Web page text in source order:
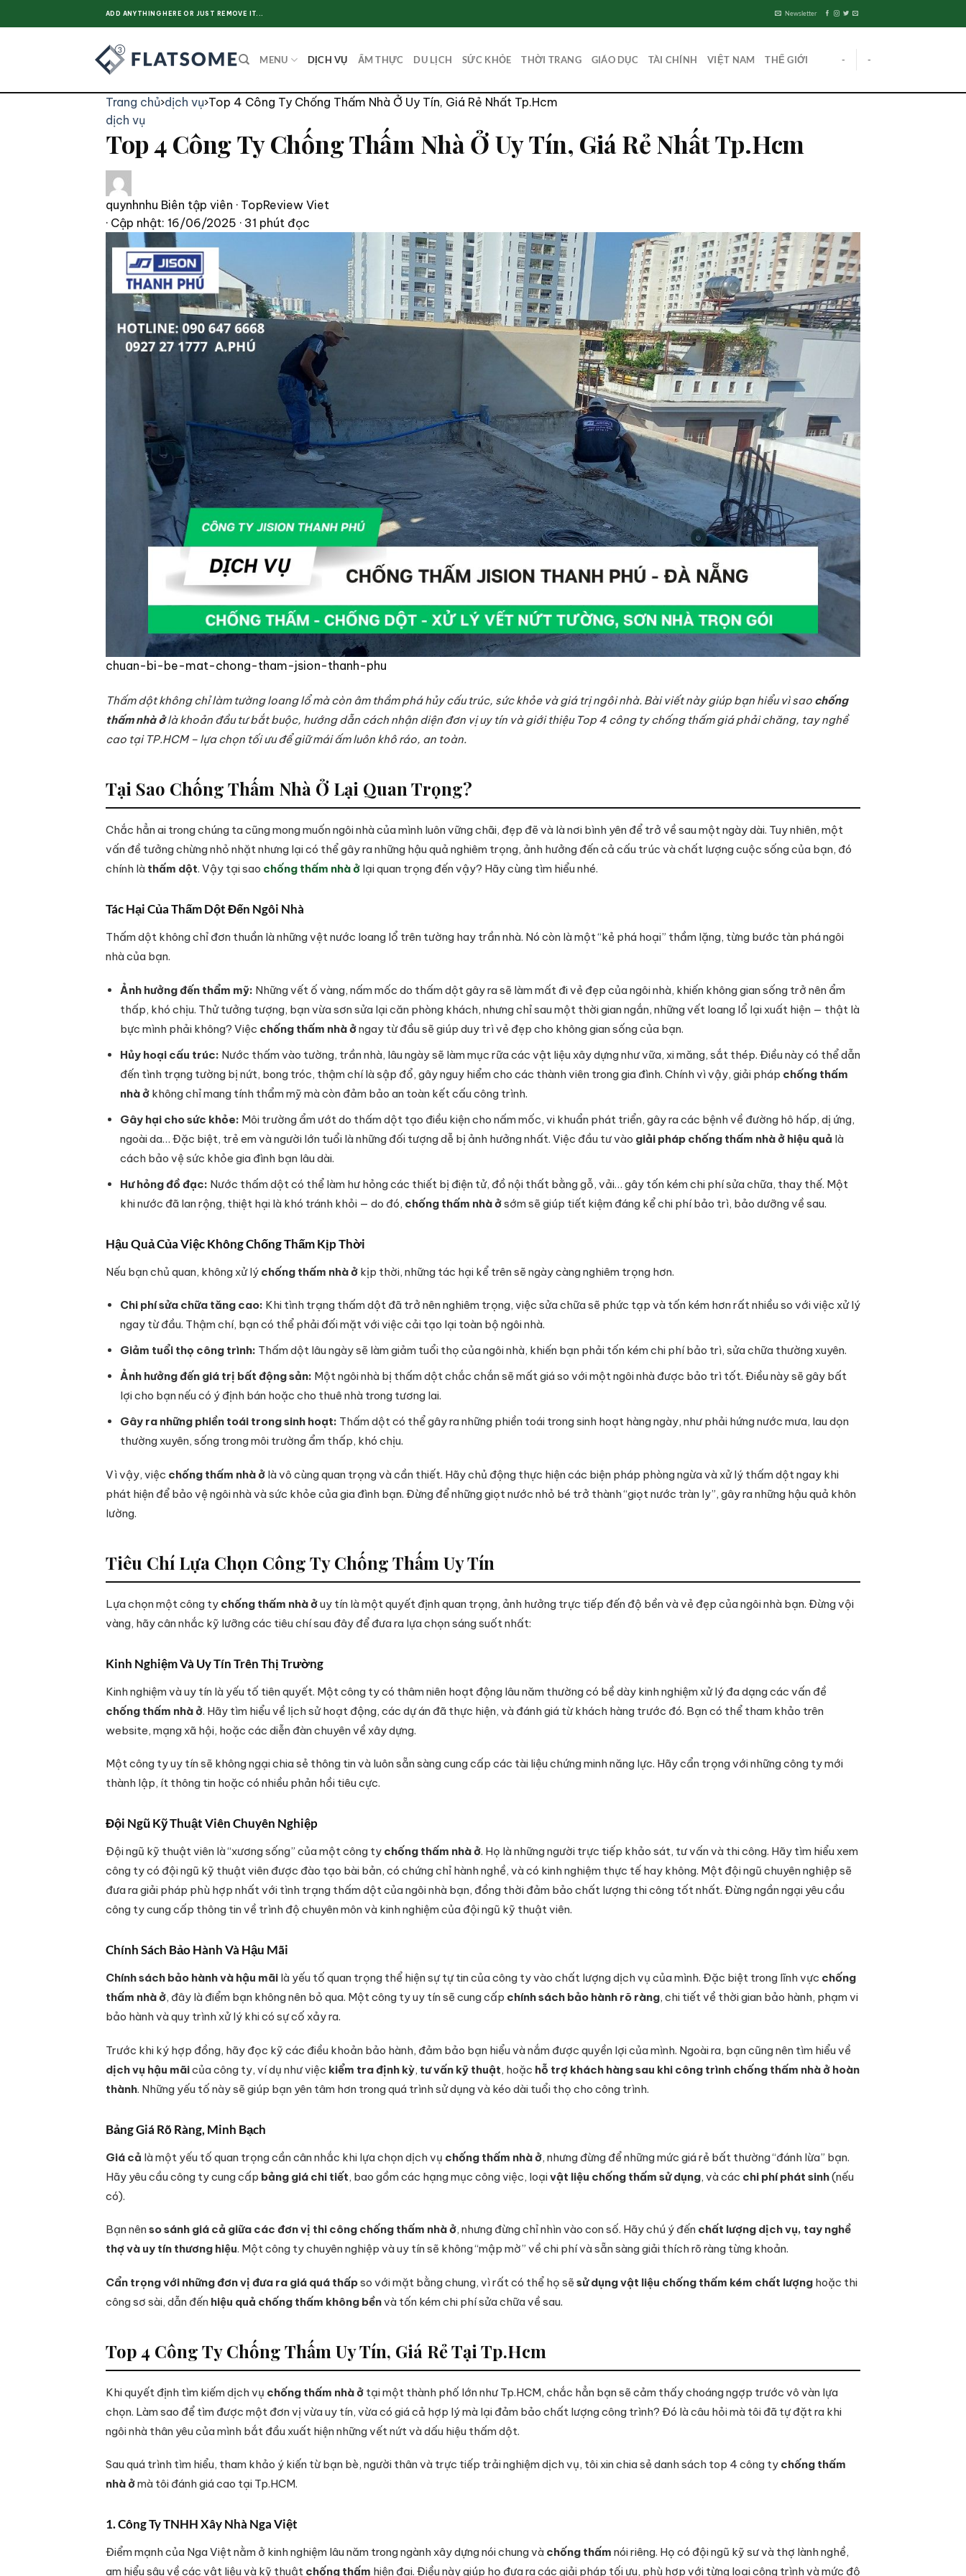
to
ADD ANYTHING HERE OR JUST REMOVE IT... Newsletter
MENU DỊCH VỤ ẨM THỰC DU LỊCH SỨC KHỎE THỜI TRANG GIÁO DỤC TÀI CHÍNH VIỆT NAM THẾ GIỚI - -
Trang chủ›dịch vụ›Top 4 Công Ty Chống Thấm Nhà Ở Uy Tín, Giá Rẻ Nhất Tp.Hcm
dịch vụ
Top 4 Công Ty Chống Thấm Nhà Ở Uy Tín, Giá Rẻ Nhất Tp.Hcm
quynhnhu Biên tập viên · TopReview Viet
· Cập nhật: 16/06/2025 · 31 phút đọc
chuan-bi-be-mat-chong-tham-jsion-thanh-phu
Thấm dột không chỉ làm tường loang lổ mà còn âm thầm phá hủy cấu trúc, sức khỏe và giá trị ngôi nhà. Bài viết này giúp bạn hiểu vì sao chống
thấm nhà ởlà khoản đầu tư bắt buộc, hướng dẫn cách nhận diện đơn vị uy tín và giới thiệu Top 4 công ty chống thấm giá phải chăng, tay nghề
cao tại TP.HCM – lựa chọn tối ưu để giữ mái ấm luôn khô ráo, an toàn.
Tại Sao Chống Thấm Nhà Ở Lại Quan Trọng?
Chắc hẳn ai trong chúng ta cũng mong muốn ngôi nhà của mình luôn vững chãi, đẹp đẽ và là nơi bình yên để trở về sau một ngày dài. Tuy nhiên, một
vấn đề tưởng chừng nhỏ nhặt nhưng lại có thể gây ra những hậu quả nghiêm trọng, ảnh hưởng đến cả cấu trúc và chất lượng cuộc sống của bạn, đó
chính là thấm dột. Vậy tại sao chống thấm nhà ở lại quan trọng đến vậy? Hãy cùng tìm hiểu nhé.
Tác Hại Của Thấm Dột Đến Ngôi Nhà
Thấm dột không chỉ đơn thuần là những vệt nước loang lổ trên tường hay trần nhà. Nó còn là một “kẻ phá hoại” thầm lặng, từng bước tàn phá ngôi
nhà của bạn.
Ảnh hưởng đến thẩm mỹ: Những vết ố vàng, nấm mốc do thấm dột gây ra sẽ làm mất đi vẻ đẹp của ngôi nhà, khiến không gian sống trở nên ẩm
thấp, khó chịu. Thử tưởng tượng, bạn vừa sơn sửa lại căn phòng khách, nhưng chỉ sau một thời gian ngắn, những vết loang lổ lại xuất hiện — thật là
bực mình phải không? Việc chống thấm nhà ởngay từ đầu sẽ giúp duy trì vẻ đẹp cho không gian sống của bạn.
Hủy hoại cấu trúc: Nước thấm vào tường, trần nhà, lâu ngày sẽ làm mục rữa các vật liệu xây dựng như vữa, xi măng, sắt thép. Điều này có thể dẫn
đến tình trạng tường bị nứt, bong tróc, thậm chí là sập đổ, gây nguy hiểm cho các thành viên trong gia đình. Chính vì vậy, giải pháp chống thấm
nhà ởkhông chỉ mang tính thẩm mỹ mà còn đảm bảo an toàn kết cấu công trình.
Gây hại cho sức khỏe: Môi trường ẩm ướt do thấm dột tạo điều kiện cho nấm mốc, vi khuẩn phát triển, gây ra các bệnh về đường hô hấp, dị ứng,
ngoài da… Đặc biệt, trẻ em và người lớn tuổi là những đối tượng dễ bị ảnh hưởng nhất. Việc đầu tư vào giải pháp chống thấm nhà ở hiệu quả là
cách bảo vệ sức khỏe gia đình bạn lâu dài.
Hư hỏng đồ đạc: Nước thấm dột có thể làm hư hỏng các thiết bị điện tử, đồ nội thất bằng gỗ, vải… gây tốn kém chi phí sửa chữa, thay thế. Một
khi nước đã lan rộng, thiệt hại là khó tránh khỏi — do đó, chống thấm nhà ởsớm sẽ giúp tiết kiệm đáng kể chi phí bảo trì, bảo dưỡng về sau.
Hậu Quả Của Việc Không Chống Thấm Kịp Thời
Nếu bạn chủ quan, không xử lý chống thấm nhà ở kịp thời, những tác hại kể trên sẽ ngày càng nghiêm trọng hơn.
Chi phí sửa chữa tăng cao: Khi tình trạng thấm dột đã trở nên nghiêm trọng, việc sửa chữa sẽ phức tạp và tốn kém hơn rất nhiều so với việc xử lý
ngay từ đầu. Thậm chí, bạn có thể phải đối mặt với việc cải tạo lại toàn bộ ngôi nhà.
Giảm tuổi thọ công trình: Thấm dột lâu ngày sẽ làm giảm tuổi thọ của ngôi nhà, khiến bạn phải tốn kém chi phí bảo trì, sửa chữa thường xuyên.
Ảnh hưởng đến giá trị bất động sản: Một ngôi nhà bị thấm dột chắc chắn sẽ mất giá so với một ngôi nhà được bảo trì tốt. Điều này sẽ gây bất
lợi cho bạn nếu có ý định bán hoặc cho thuê nhà trong tương lai.
Gây ra những phiền toái trong sinh hoạt: Thấm dột có thể gây ra những phiền toái trong sinh hoạt hàng ngày, như phải hứng nước mưa, lau dọn
thường xuyên, sống trong môi trường ẩm thấp, khó chịu.
Vì vậy, việc chống thấm nhà ở là vô cùng quan trọng và cần thiết. Hãy chủ động thực hiện các biện pháp phòng ngừa và xử lý thấm dột ngay khi
phát hiện để bảo vệ ngôi nhà và sức khỏe của gia đình bạn. Đừng để những giọt nước nhỏ bé trở thành “giọt nước tràn ly”, gây ra những hậu quả khôn
lường.
Tiêu Chí Lựa Chọn Công Ty Chống Thấm Uy Tín
Lựa chọn một công ty chống thấm nhà ởuy tín là một quyết định quan trọng, ảnh hưởng trực tiếp đến độ bền và vẻ đẹp của ngôi nhà bạn. Đừng vội
vàng, hãy cân nhắc kỹ lưỡng các tiêu chí sau đây để đưa ra lựa chọn sáng suốt nhất:
Kinh Nghiệm Và Uy Tín Trên Thị Trường
Kinh nghiệm và uy tín là yếu tố tiên quyết. Một công ty có thâm niên hoạt động lâu năm thường có bề dày kinh nghiệm xử lý đa dạng các vấn đề
chống thấm nhà ở. Hãy tìm hiểu về lịch sử hoạt động, các dự án đã thực hiện, và đánh giá từ khách hàng trước đó. Bạn có thể tham khảo trên
website, mạng xã hội, hoặc các diễn đàn chuyên về xây dựng.
Một công ty uy tín sẽ không ngại chia sẻ thông tin và luôn sẵn sàng cung cấp các tài liệu chứng minh năng lực. Hãy cẩn trọng với những công ty mới
thành lập, ít thông tin hoặc có nhiều phản hồi tiêu cực.
Đội Ngũ Kỹ Thuật Viên Chuyên Nghiệp
Đội ngũ kỹ thuật viên là “xương sống” của một công ty chống thấm nhà ở. Họ là những người trực tiếp khảo sát, tư vấn và thi công. Hãy tìm hiểu xem
công ty có đội ngũ kỹ thuật viên được đào tạo bài bản, có chứng chỉ hành nghề, và có kinh nghiệm thực tế hay không. Một đội ngũ chuyên nghiệp sẽ
đưa ra giải pháp phù hợp nhất với tình trạng thấm dột của ngôi nhà bạn, đồng thời đảm bảo chất lượng thi công tốt nhất. Đừng ngần ngại yêu cầu
công ty cung cấp thông tin về trình độ chuyên môn và kinh nghiệm của đội ngũ kỹ thuật viên.
Chính Sách Bảo Hành Và Hậu Mãi
Chính sách bảo hành và hậu mãi là yếu tố quan trọng thể hiện sự tự tin của công ty vào chất lượng dịch vụ của mình. Đặc biệt trong lĩnh vực chống
thấm nhà ở, đây là điểm bạn không nên bỏ qua. Một công ty uy tín sẽ cung cấp chính sách bảo hành rõ ràng, chi tiết về thời gian bảo hành, phạm vi
bảo hành và quy trình xử lý khi có sự cố xảy ra.
Trước khi ký hợp đồng, hãy đọc kỹ các điều khoản bảo hành, đảm bảo bạn hiểu và nắm được quyền lợi của mình. Ngoài ra, bạn cũng nên tìm hiểu về
dịch vụ hậu mãicủa công ty, ví dụ như việc kiểm tra định kỳ, tư vấn kỹ thuật, hoặc hỗ trợ khách hàng sau khi công trình chống thấm nhà ở hoàn
thành. Những yếu tố này sẽ giúp bạn yên tâm hơn trong quá trình sử dụng và kéo dài tuổi thọ cho công trình.
Bảng Giá Rõ Ràng, Minh Bạch
Giá cả là một yếu tố quan trọng cần cân nhắc khi lựa chọn dịch vụ chống thấm nhà ở, nhưng đừng để những mức giá rẻ bất thường “đánh lừa” bạn.
Hãy yêu cầu công ty cung cấp bảng giá chi tiết, bao gồm các hạng mục công việc, loạivật liệu chống thấm sử dụng, và các chi phí phát sinh(nếu
có).
Bạn nênso sánh giá cả giữa các đơn vị thi công chống thấm nhà ở, nhưng đừng chỉ nhìn vào con số. Hãy chú ý đến chất lượng dịch vụ, tay nghề
thợ và uy tín thương hiệu. Một công ty chuyên nghiệp và uy tín sẽ không “mập mờ” về chi phí và sẵn sàng giải thích rõ ràng từng khoản.
Cẩn trọng với những đơn vị đưa ra giá quá thấpso với mặt bằng chung, vì rất có thể họ sẽ sử dụng vật liệu chống thấm kém chất lượng hoặc thi
công sơ sài, dẫn đến hiệu quả chống thấm không bềnvà tốn kém chi phí sửa chữa về sau.
Top 4 Công Ty Chống Thấm Uy Tín, Giá Rẻ Tại Tp.Hcm
Khi quyết định tìm kiếm dịch vụ chống thấm nhà ở tại một thành phố lớn như Tp.HCM, chắc hẳn bạn sẽ cảm thấy choáng ngợp trước vô vàn lựa
chọn. Làm sao để tìm được một đơn vị vừa uy tín, vừa có giá cả hợp lý mà lại đảm bảo chất lượng công trình? Đó là câu hỏi mà tôi đã tự đặt ra khi
ngôi nhà thân yêu của mình bắt đầu xuất hiện những vết nứt và dấu hiệu thấm dột.
Sau quá trình tìm hiểu, tham khảo ý kiến từ bạn bè, người thân và trực tiếp trải nghiệm dịch vụ, tôi xin chia sẻ danh sách top 4 công ty chống thấm
nhà ởmà tôi đánh giá cao tại Tp.HCM.
1. Công Ty TNHH Xây Nhà Nga Việt
Điểm mạnh của Nga Việt nằm ở kinh nghiệm lâu năm trong ngành xây dựng nói chung và chống thấm nói riêng. Họ có đội ngũ kỹ sư và thợ lành nghề,
am hiểu sâu về các vật liệu và kỹ thuật chống thấm hiện đại. Điều này giúp họ đưa ra các giải pháp tối ưu, phù hợp với từng loại công trình và mức độ